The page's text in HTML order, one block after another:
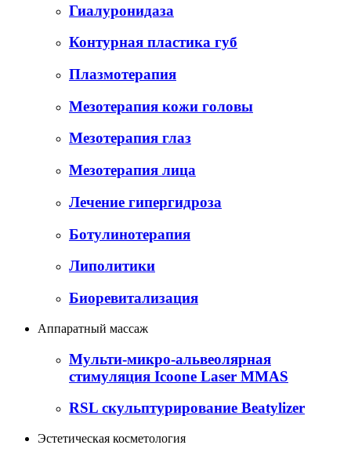
Гиалуронидаза
Контурная пластика губ
Плазмотерапия
Мезотерапия кожи головы
Мезотерапия глаз
Мезотерапия лица
Лечение гипергидроза
Ботулинотерапия
Липолитики
Биоревитализация
Аппаратный массаж
Мульти-микро-альвеолярная
стимуляция Icoone Laser MMAS
RSL скульптурирование Beatylizer
Эстетическая косметология